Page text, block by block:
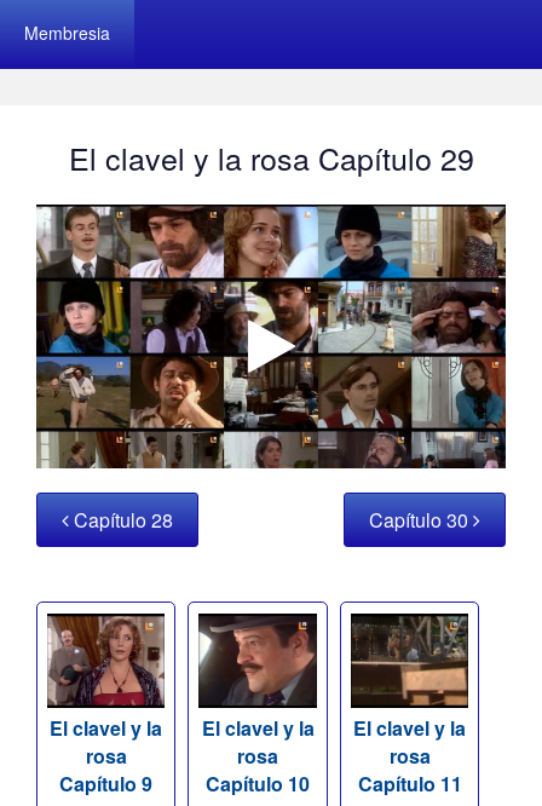
Membresia
El clavel y la rosa Capítulo 29
Capítulo 28 Capítulo 30
El clavel y la
rosa
Capítulo 9
El clavel y la
rosa
Capítulo 10
El clavel y la
rosa
Capítulo 11